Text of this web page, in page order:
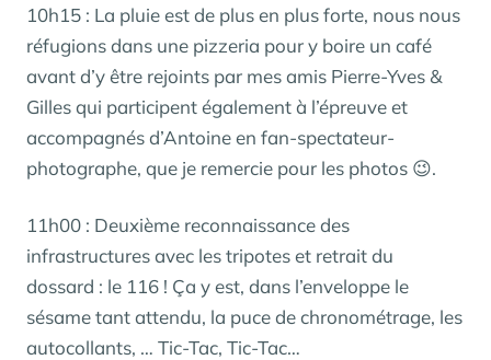
10h15 : La pluie est de plus en plus forte, nous nous
réfugions dans une pizzeria pour y boire un café
avant d’y être rejoints par mes amis Pierre-Yves &
Gilles qui participent également à l’épreuve et
accompagnés d’Antoine en fan-spectateur-
photographe, que je remercie pour les photos 😉.
11h00 : Deuxième reconnaissance des
infrastructures avec les tripotes et retrait du
dossard : le 116 ! Ça y est, dans l’enveloppe le
sésame tant attendu, la puce de chronométrage, les
autocollants, … Tic-Tac, Tic-Tac…